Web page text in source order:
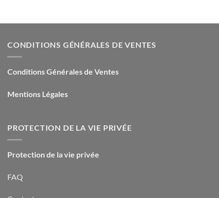
CONDITIONS GÉNÉRALES DE VENTES
Conditions Générales de Ventes
Mentions Légales
PROTECTION DE LA VIE PRIVÉE
Protection de la vie privée
FAQ